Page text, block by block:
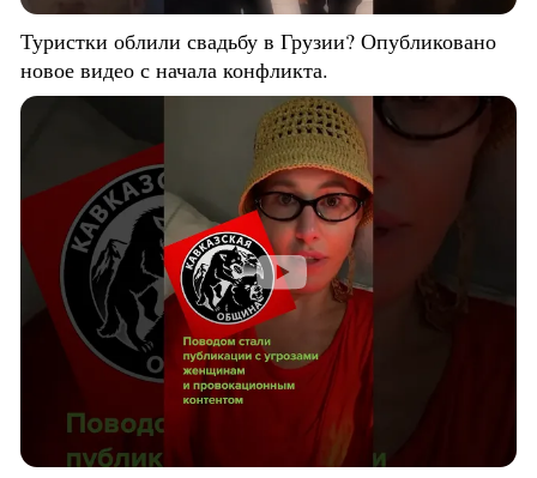
Туристки облили свадьбу в Грузии? Опубликовано
новое видео с начала конфликта.